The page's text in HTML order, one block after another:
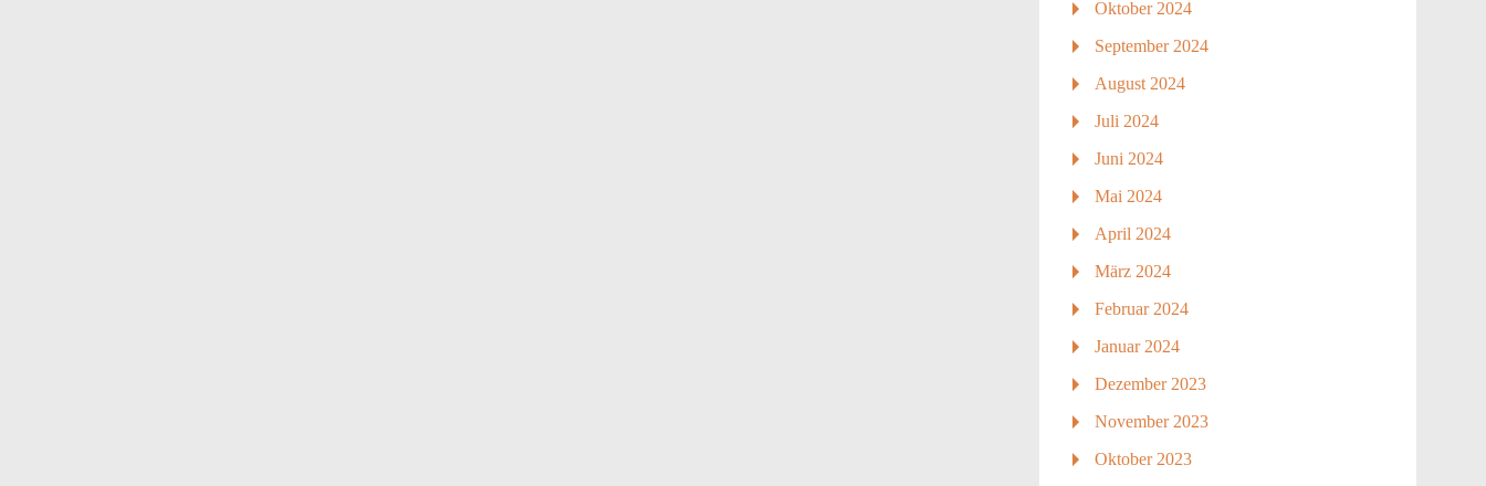
Oktober 2024
September 2024
August 2024
Juli 2024
Juni 2024
Mai 2024
April 2024
März 2024
Februar 2024
Januar 2024
Dezember 2023
November 2023
Oktober 2023